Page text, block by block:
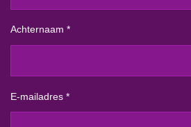
Achternaam *
E-mailadres *